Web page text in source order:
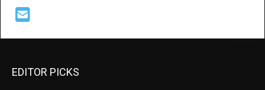
EDITOR PICKS